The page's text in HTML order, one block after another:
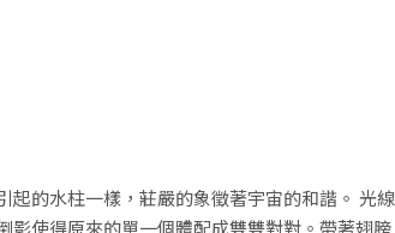
起的水柱一樣，莊嚴的象徵著宇宙的和諧。 光線
影使得原來的單一個體配成雙雙對對。帶著翅膀